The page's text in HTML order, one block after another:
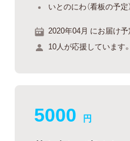
いとのにわ（看板の予
2020年04月 にお届け予
10人が応援しています。
5000 円